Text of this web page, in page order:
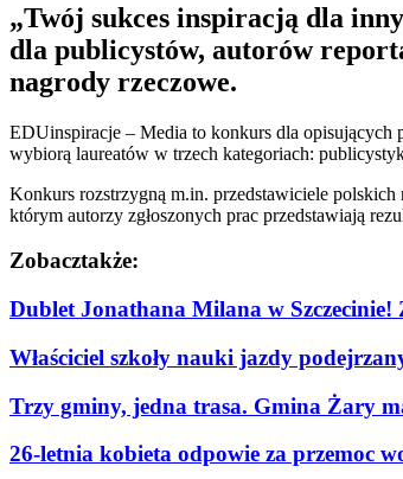
„Twój sukces inspiracją dla
dla publicystów, autorów
nagrody rzeczowe.
EDUinspiracje – Media to konkurs dla opisujących
wybiorą laureatów w trzech kategoriach:
Konkurs rozstrzygną m.in. przedstawiciele
którym autorzy zgłoszonych prac przedstawiają
Zobacztakże:
Dublet Jonathana Milana w
Właściciel szkoły nauki jazdy
Trzy gminy, jedna trasa. Gmina Żary
26-letnia kobieta odpowie za przemoc